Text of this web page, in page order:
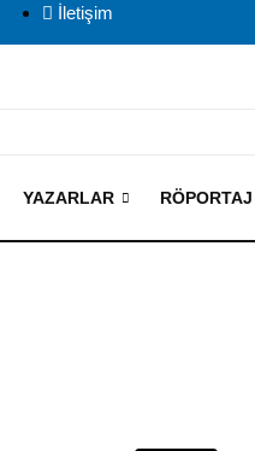
İletişim
YAZARLAR RÖPORTAJ